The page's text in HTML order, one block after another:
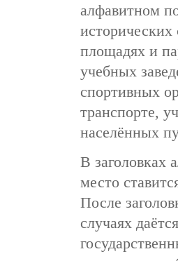
алфавитном
площадях и
учебных
спортивных
транспорте,
населённых
В заголовках
место
После
случаях